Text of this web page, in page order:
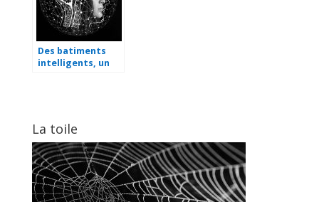
Des batiments
intelligents, un
La toile